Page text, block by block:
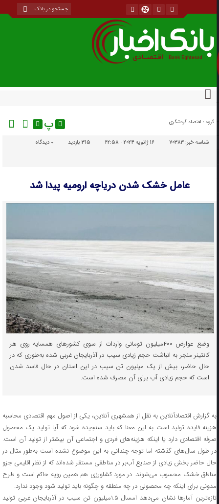
گروه : اقتصاد گردشگری پ
شناسه خبر:70383 16 ژانویه 2024 - 22:58 315 بازدید دیدگاه
عامل خشک شدن دریاچه ارومیه پیدا شد
وضع عوارض ۴۰۰میلیون تومانی واردات از سوی کشورهای همسایه روی هر
کانتینر منجر به انباشت حجم زیادی سیب در آذربایجان غربی شده به‌طوری که در
حال حاضر، بیش از یک میلیون تن سیب در این استان در حال فاسد شدن
است که حجم زیادی آب برای آن مصرف شده است.
به گزارش اقتصادآنلاین به نقل از همشهری آنلاین، یکی از اصول مهم اقتصادی محاسبه
هزینه فایده تولید است به این معنا که باید سنجیده شود که آیا تولید یک محصول
صرفه اقتصادی دارد یا اینکه هزینه‌های فردی و اجتماعی آن بیشتر از تولید آن است.
در طول سال‌های گذشته اما توجه چندانی به این موضوع نشده است به‌طور مثال در
حال حاضر بخش زیادی از صنایع آب‌بر در مناطقی مستقر شده‌اند که از نظر اقلیمی جزو
مناطق خشک محسوب می‌شوند. در مورد کشاورزی هم همین رویه حاکم است و طرح
مدونی برای اینکه چه محصولی در چه منطقه و چگونه باید تولید شود وجود ندارد.
تازه‌ترین آمارها نشان می‌دهد امسال ۱.۵میلیون تن سیب در آذربایجان غربی تولید